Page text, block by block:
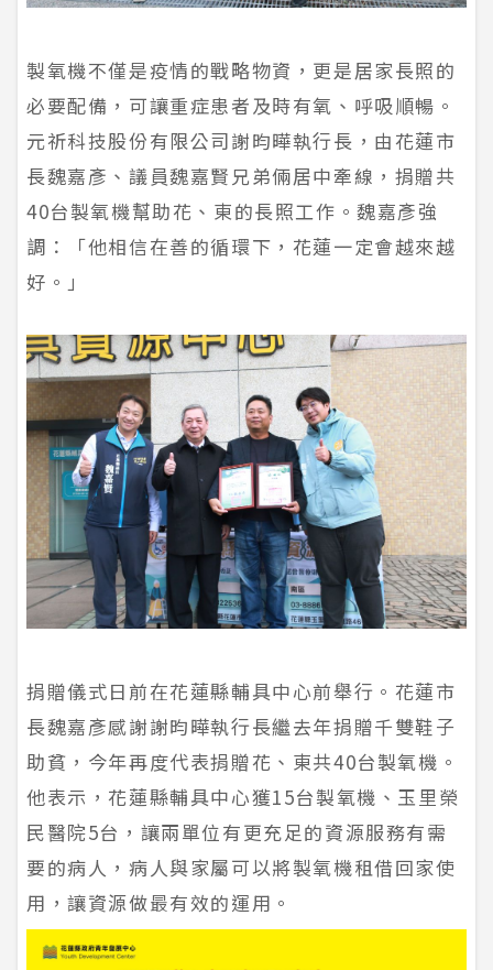
製氧機不僅是疫情的戰略物資，更是居家長照的
必要配備，可讓重症患者及時有氧、呼吸順暢。
元祈科技股份有限公司謝昀曄執行長，由花蓮市
長魏嘉彥、議員魏嘉賢兄弟倆居中牽線，捐贈共
40台製氧機幫助花、東的長照工作。魏嘉彥強
調：「他相信在善的循環下，花蓮一定會越來越
好。」
捐贈儀式日前在花蓮縣輔具中心前舉行。花蓮市
長魏嘉彥感謝謝昀曄執行長繼去年捐贈千雙鞋子
助貧，今年再度代表捐贈花、東共40台製氧機。
他表示，花蓮縣輔具中心獲15台製氧機、玉里榮
民醫院5台，讓兩單位有更充足的資源服務有需
要的病人，病人與家屬可以將製氧機租借回家使
用，讓資源做最有效的運用。